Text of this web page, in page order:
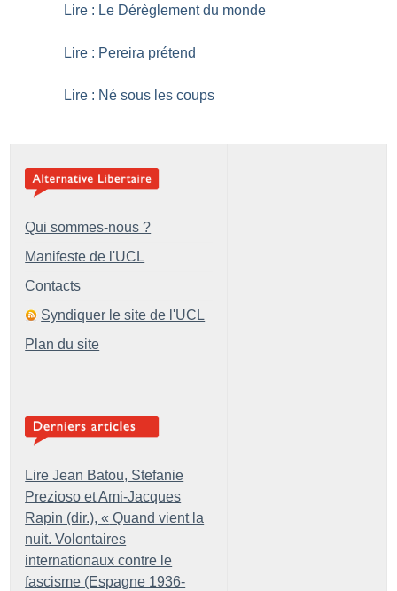
Lire : Le Dérèglement du monde
Lire : Pereira prétend
Lire : Né sous les coups
Qui sommes-nous ?
Manifeste de l'UCL
Contacts
Syndiquer le site de l'UCL
Plan du site
Lire Jean Batou, Stefanie
Prezioso et Ami-Jacques
Rapin (dir.), « Quand vient la
nuit. Volontaires
internationaux contre le
fascisme (Espagne 1936-